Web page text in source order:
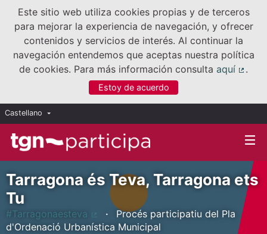
Este sitio web utiliza cookies propias y de terceros
para mejorar la experiencia de navegación, y ofrecer
contenidos y servicios de interés. Al continuar la
navegación entendemos que aceptas nuestra política
de cookies. Para más información consulta aquí
.
Estoy de acuerdo
Castellano Triar la llengua
Tarragona és Teva, Tarragona ets
Tu
#Tarragonaesteva
(Enlace externo)
Procés participatiu del Pla
d'Ordenació Urbanística Municipal